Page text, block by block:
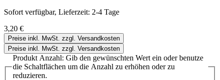
Sofort verfügbar, Lieferzeit: 2-4 Tage
3,20 €
Preise inkl. MwSt. zzgl. Versandkosten
Preise inkl. MwSt. zzgl. Versandkosten
Produkt Anzahl: Gib den gewünschten Wert ein oder benutze
die Schaltflächen um die Anzahl zu erhöhen oder zu
reduzieren.